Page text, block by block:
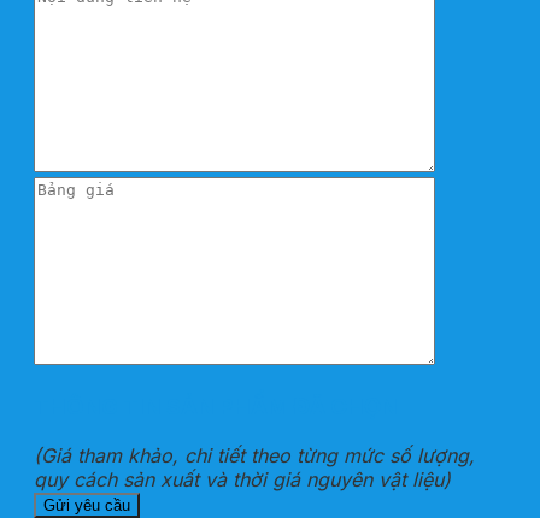
(Giá tham khảo, chi tiết theo từng mức số lượng,
quy cách sản xuất và thời giá nguyên vật liệu)